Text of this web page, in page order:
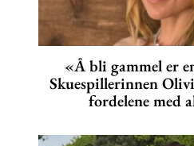
«Å bli gammel er
Skuespillerinnen
fordelene med